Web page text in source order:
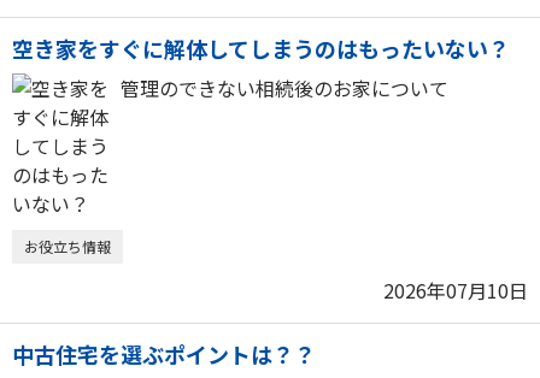
空き家をすぐに解体してしまうのはもったいない？
管理のできない相続後のお家について
お役立ち情報
2026年07月10日
中古住宅を選ぶポイントは？？